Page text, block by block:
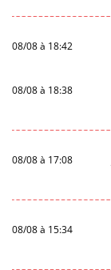
08/08 à 18:42
08/08 à 18:38
08/08 à 17:08
08/08 à 15:34